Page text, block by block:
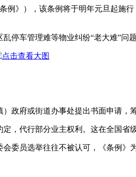
》），该条例将于明年元旦起施
停车管理难等物业纠纷“老大难”问
政府或街道办事处提出书面申请，
，代行部分业主权利。这在全国省
委员选举往往不被认可，《条例